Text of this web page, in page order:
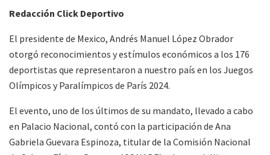
Redacción Click Deportivo
El presidente de Mexico, Andrés Manuel López Obrador
otorgó reconocimientos y estímulos económicos a los 176
deportistas que representaron a nuestro país en los Juegos
Olímpicos y Paralímpicos de París 2024.
El evento, uno de los últimos de su mandato, llevado a cabo
en Palacio Nacional, contó con la participación de Ana
Gabriela Guevara Espinoza, titular de la Comisión Nacional